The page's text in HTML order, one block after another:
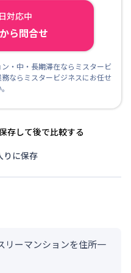
対応中
ら問合せ
・中・長期滞在ならミスタービ
ならミスタービジネスにお任せ
存して後で比較する
りに保存
リーマンションを住所一